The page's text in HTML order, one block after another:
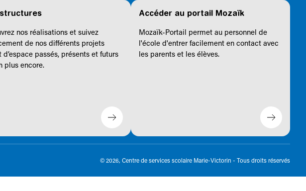
nos réalisations et suivez
de nos différents projets
d’espace passés, présents et futurs
plus encore.
Accéder au portail Mozaïk
Mozaïk-Portail permet au personnel de
l'école d'entrer facilement en contact avec
les parents et les élèves.
© 2026, Centre de services scolaire Marie-Victorin - Tous droits réservés